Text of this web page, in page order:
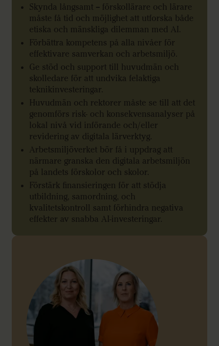
Skynda långsamt – förskollärare och lärare
måste få tid och möjlighet att utforska både
etiska och mänskliga dilemman med AI.
Förbättra kompetens på alla nivåer för
effektivare samverkan och arbetsmiljö.
Ge stöd och support till huvudmän och
skolledare för att undvika felaktiga
teknikinvesteringar.
Huvudmän och rektorer måste se till att det
genomförs risk- och konsekvensanalyser på
lokal nivå vid införande och/eller
revidering av digitala lärverktyg.
Arbetsmiljöverket bör få i uppdrag att
närmare granska den digitala arbetsmiljön
på landets förskolor och skolor.
Förstärk finansieringen för att stödja
utbildning, samordning, och
kvalitetskontroll samt förhindra negativa
effekter av snabba AI-investeringar.